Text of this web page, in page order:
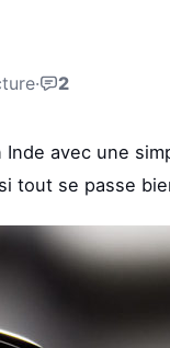
· 2
avec une
tout se passe